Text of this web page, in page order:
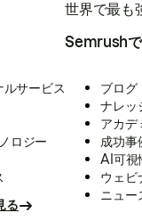
世界で最も
ルサービス
ロジー
る
Semrush
ブログ
ナレッ
アカデ
成功事
AI可視
ウェビ
ニュー